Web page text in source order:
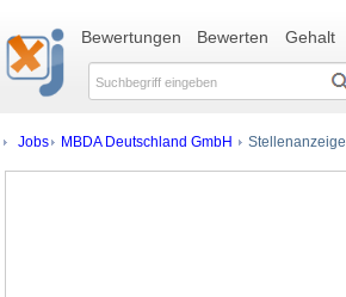
Bewertungen Bewerten Gehalt
Jobs MBDA Deutschland GmbH Stellenanzeige